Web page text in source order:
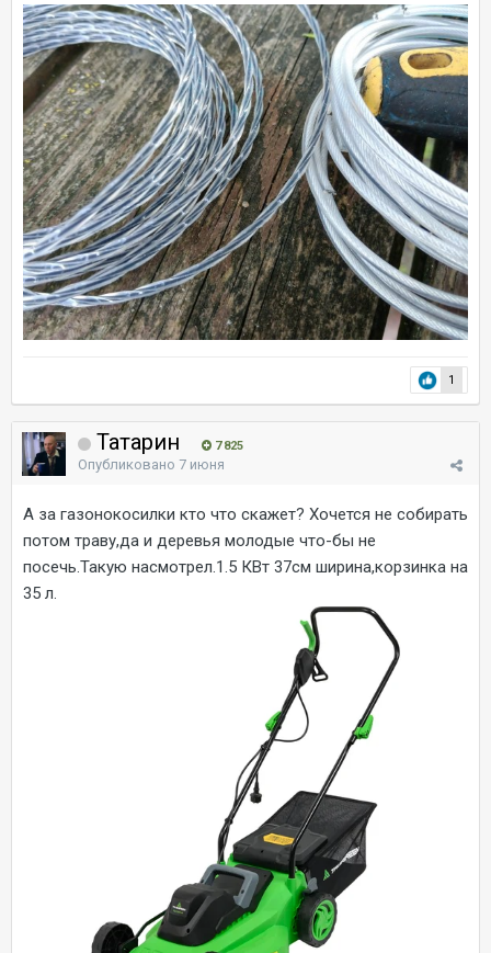
1
Татарин 7 825
Опубликовано 7 июня
А за газонокосилки кто что скажет? Хочется не собирать
потом траву,да и деревья молодые что-бы не
посечь.Такую насмотрел.1.5 КВт 37см ширина,корзинка на
35 л.